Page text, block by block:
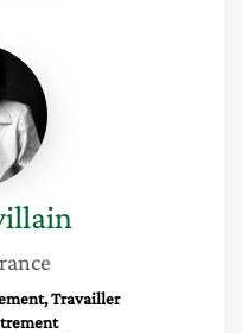
Travailler